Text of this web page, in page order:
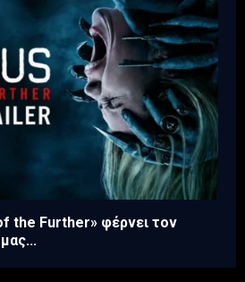
the Further» φέρνει τον